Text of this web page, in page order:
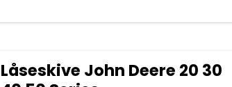
Låseskive John Deere 20 30